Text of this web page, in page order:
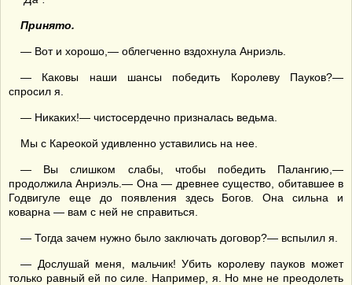
Принято.
— Вот и хорошо,— облегченно вздохнула Анриэль.
— Каковы наши шансы победить Королеву Пауков?—
спросил я.
— Никаких!— чистосердечно призналась ведьма.
Мы с Кареокой удивленно уставились на нее.
— Вы слишком слабы, чтобы победить Палангию,—
продолжила Анриэль.— Она — древнее существо, обитавшее в
Годвигуле еще до появления здесь Богов. Она сильна и
коварна — вам с ней не справиться.
— Тогда зачем нужно было заключать договор?— вспылил я.
— Дослушай меня, мальчик! Убить королеву пауков может
только равный ей по силе. Например, я. Но мне не преодолеть